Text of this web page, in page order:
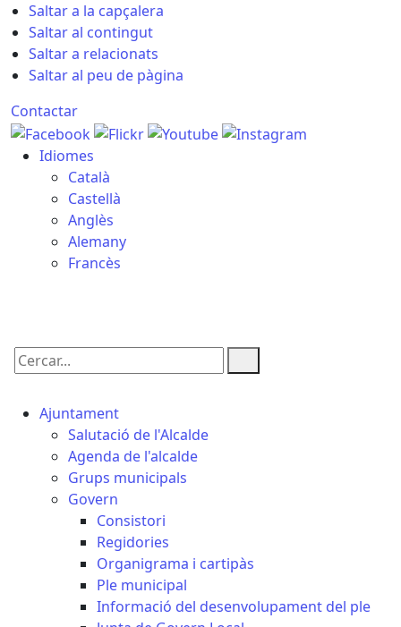
Saltar a la capçalera
Saltar al contingut
Saltar a relacionats
Saltar al peu de pàgina
Contactar
Idiomes
Català
Castellà
Anglès
Alemany
Francès
Cercar:
Ajuntament
Salutació de l'Alcalde
Agenda de l'alcalde
Grups municipals
Govern
Consistori
Regidories
Organigrama i cartipàs
Ple municipal
Informació del desenvolupament del ple